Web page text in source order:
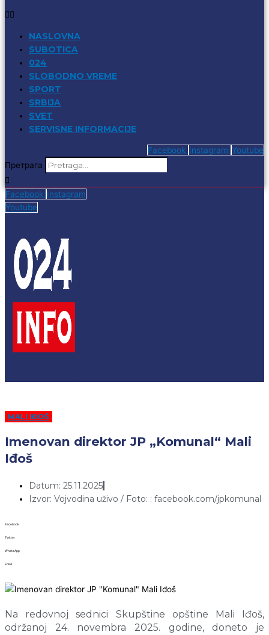
NASLOVNA
SUBOTICA
024
SLOBODNO VREME
SPORT
SRBIJA
SVET
SERVISNE INFORMACIJE
Facebook Instagram Youtube
Претрага
Facebook Instagram
Youtube
MALI IĐOŠ
Imenovan direktor JP „Komunal“ Mali
Iđoš
Datum: 25.11.2025
Izvor: Vojvodina uživo / Foto: : facebook.com/jpkomunal
Facebook
Twitter
WhatsApp
Email
Na redovnoj sednici Skupštine opštine Mali Iđoš,
održanoj 24. novembra 2025. godine, doneto je